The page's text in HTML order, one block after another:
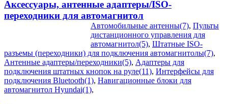
Аксессуары, антенные адаптеры/ISO-
переходники для автомагнитол
Автомобильные антенны(7), Пульты
дистанционного управления для
автомагнитол(5), Штатные ISO-
разъемы (переходники) для подключения автомагнитолы(7),
Антенные адаптеры/переходники(5), Адаптеры для
подключения штатных кнопок на руле(11), Интерфейсы для
подключения Bluetooth(1), Навигационные блоки для
автомагнитол Hyundai(1),